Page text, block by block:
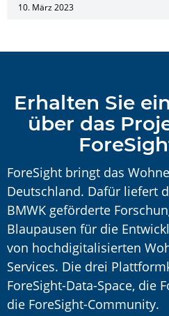
10. März 2023
Erhalten Sie
über das
ForeSight bringt das
Deutschland. Dafür liefert
BMWK geförderte
Blaupausen für die
von hochdigitalisierten
Services. Die drei
ForeSight-Data-Space, die
die ForeSight-Community.